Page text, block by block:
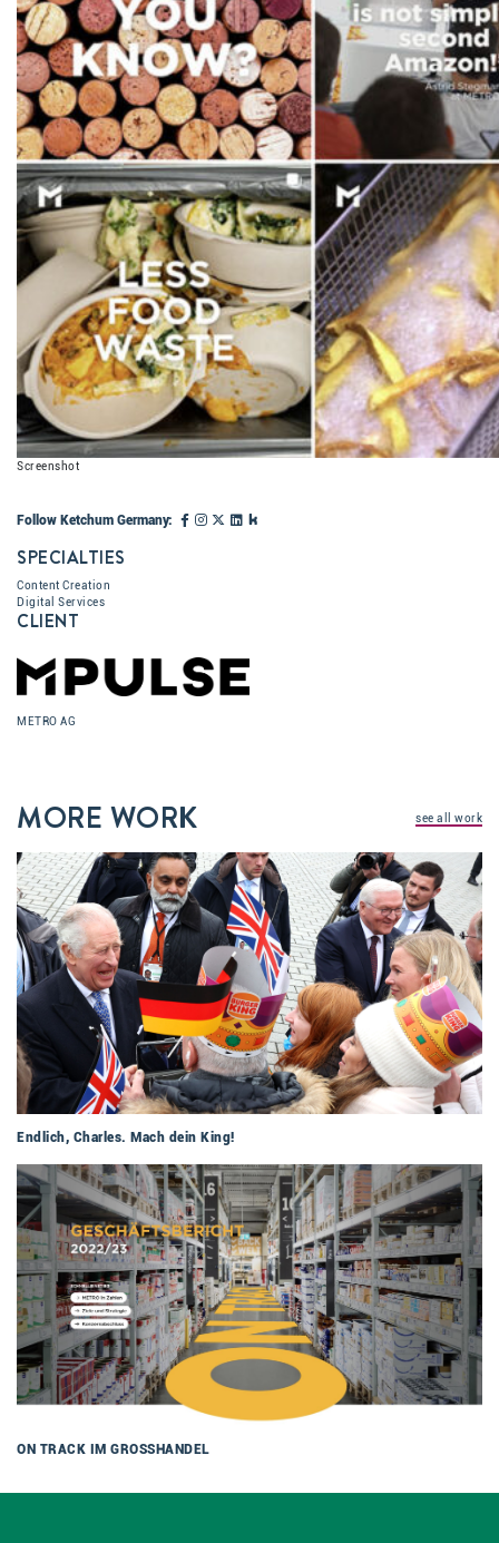
Screenshot
Follow Ketchum Germany:
SPECIALTIES
Content Creation
Digital Services
CLIENT
METRO AG
MORE WORK see all work
Endlich, Charles. Mach dein King!
ON TRACK IM GROSSHANDEL